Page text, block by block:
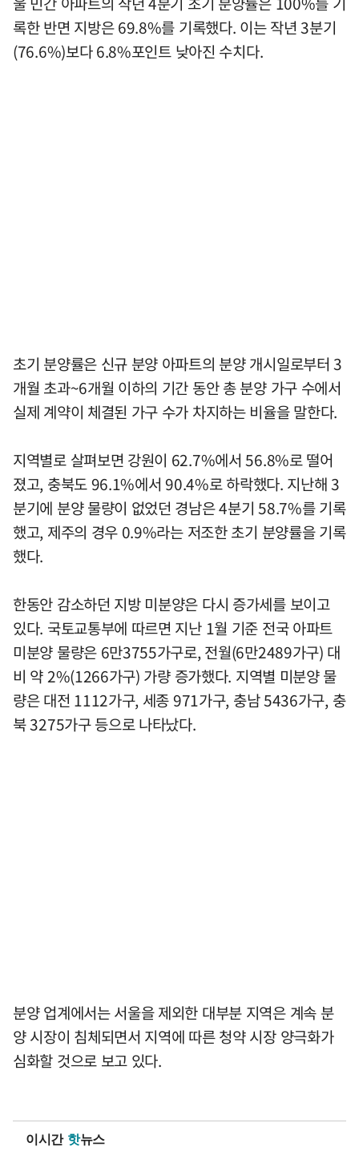
록한 반면 지방은 69.8%를 기록했다. 이는 작년 3분기
(76.6%)보다 6.8%포인트 낮아진 수치다.
초기 분양률은 신규 분양 아파트의 분양 개시일로부터 3
개월 초과~6개월 이하의 기간 동안 총 분양 가구 수에서
실제 계약이 체결된 가구 수가 차지하는 비율을 말한다.
지역별로 살펴보면 강원이 62.7%에서 56.8%로 떨어
졌고, 충북도 96.1%에서 90.4%로 하락했다. 지난해 3
분기에 분양 물량이 없었던 경남은 4분기 58.7%를 기록
했고, 제주의 경우 0.9%라는 저조한 초기 분양률을 기록
했다.
한동안 감소하던 지방 미분양은 다시 증가세를 보이고
있다. 국토교통부에 따르면 지난 1월 기준 전국 아파트
미분양 물량은 6만3755가구로, 전월(6만2489가구) 대
비 약 2%(1266가구) 가량 증가했다. 지역별 미분양 물
량은 대전 1112가구, 세종 971가구, 충남 5436가구, 충
북 3275가구 등으로 나타났다.
분양 업계에서는 서울을 제외한 대부분 지역은 계속 분
양 시장이 침체되면서 지역에 따른 청약 시장 양극화가
심화할 것으로 보고 있다.
이시간 핫뉴스